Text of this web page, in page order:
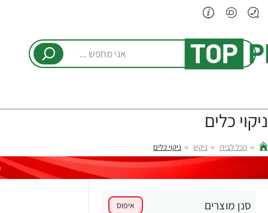
מחפש
ניקוי כלים
home
הכל לבית ניקיון ניקוי כלים
סנן מוצרים איפוס